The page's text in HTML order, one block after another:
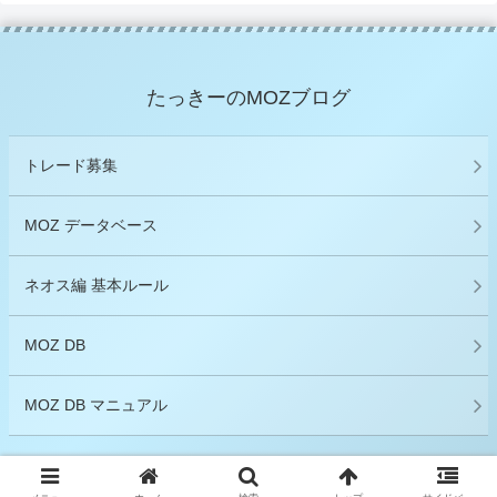
たっきーのMOZブログ
トレード募集
MOZ データベース
ネオス編 基本ルール
MOZ DB
MOZ DB マニュアル
© 2020 たっきーのMOZブログ.